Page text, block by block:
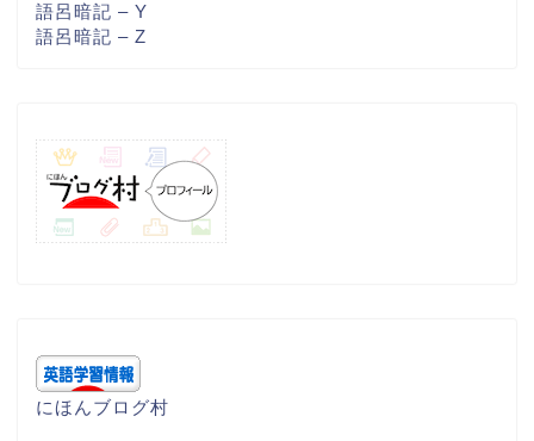
語呂暗記 – Y
語呂暗記 – Z
にほんブログ村